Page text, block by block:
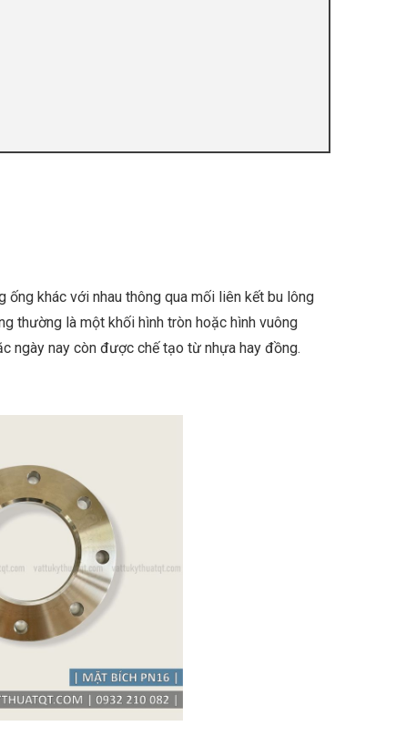
ống khác với nhau thông qua mối liên kết bu lông
thường là một khối hình tròn hoặc hình vuông
ngày nay còn được chế tạo từ nhựa hay đồng.